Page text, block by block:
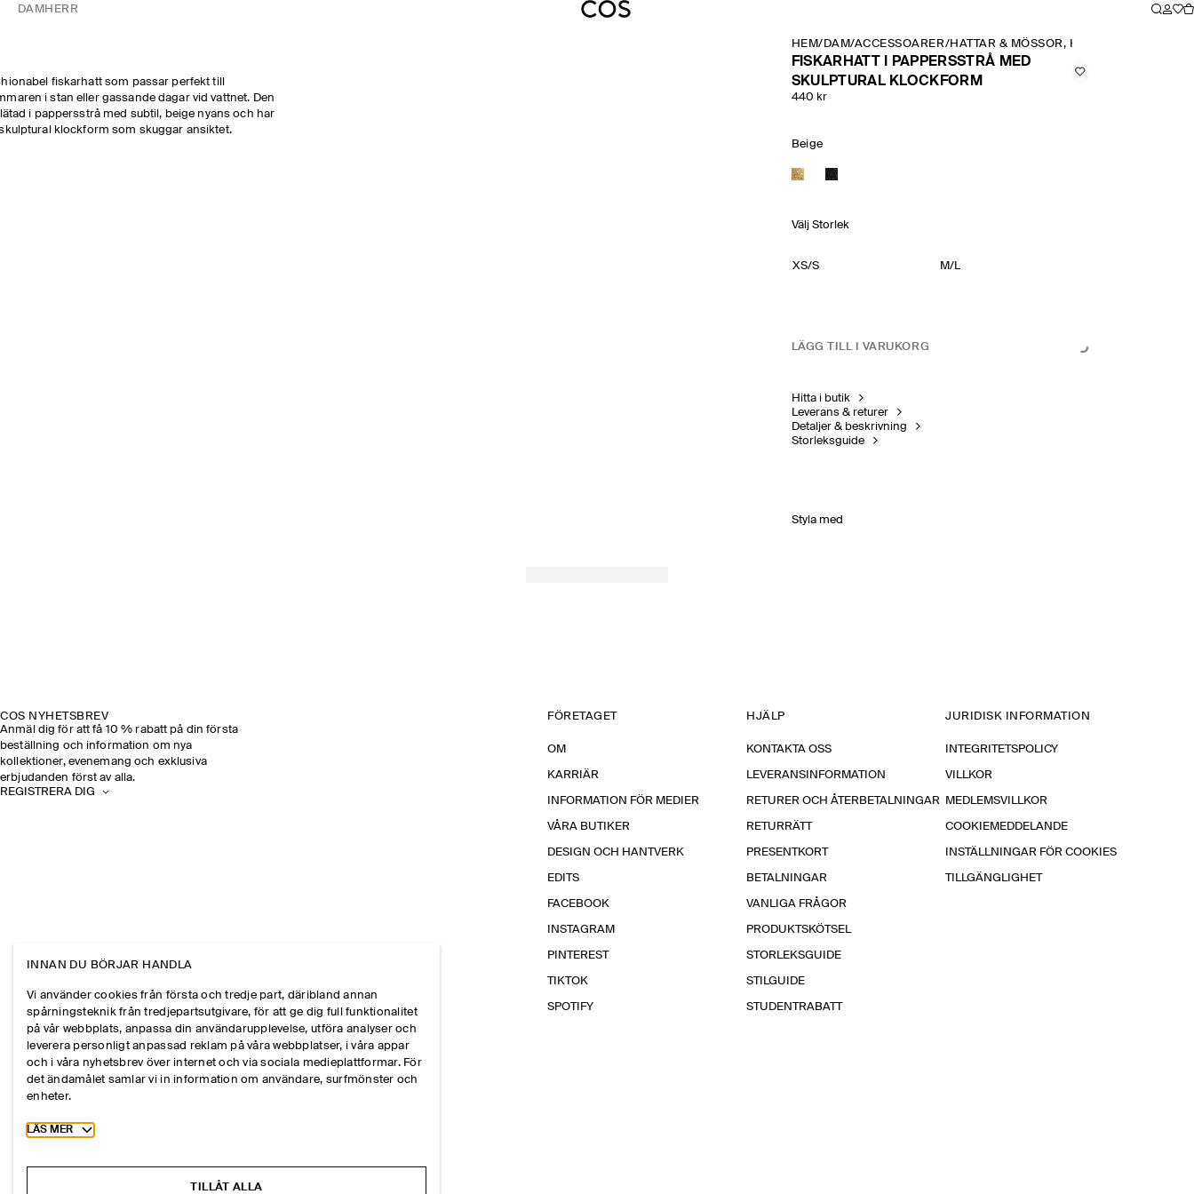
DAM HERR
fiskarhatt som passar perfekt till
i stan eller gassande dagar vid vattnet. Den
i pappersstrå med subtil, beige nyans och har
klockform som skuggar ansiktet.
HEM/ DAM/ACCESSOARER/HATTAR & MÖSSOR, HALSDUKAR
FISKARHATT I PAPPERSSTRÅ MED
SKULPTURAL KLOCKFORM
440 kr
Beige
Välj Storlek
XS/S M/L
LÄGG TILL I VARUKORG
Hitta i butik
Leverans & returer
Detaljer & beskrivning
Storleksguide
Styla med
COS NYHETSBREV
Anmäl dig för att få 10 % rabatt på din första
beställning och information om nya
kollektioner, evenemang och exklusiva
erbjudanden först av alla.
REGISTRERA DIG
FÖRETAGET
OM
KARRIÄR
INFORMATION FÖR MEDIER
VÅRA BUTIKER
DESIGN OCH HANTVERK
EDITS
FACEBOOK
INSTAGRAM
PINTEREST
TIKTOK
SPOTIFY
HJÄLP
KONTAKTA OSS
LEVERANSINFORMATION
RETURER OCH ÅTERBETALNINGAR
RETURRÄTT
PRESENTKORT
BETALNINGAR
VANLIGA FRÅGOR
PRODUKTSKÖTSEL
STORLEKSGUIDE
STILGUIDE
STUDENTRABATT
JURIDISK INFORMATION
INTEGRITETSPOLICY
VILLKOR
MEDLEMSVILLKOR
COOKIEMEDDELANDE
INSTÄLLNINGAR FÖR COOKIES
TILLGÄNGLIGHET
INNAN DU BÖRJAR HANDLA
Vi använder cookies från första och tredje part, däribland annan
spårningsteknik från tredjepartsutgivare, för att ge dig full funktionalitet
på vår webbplats, anpassa din användarupplevelse, utföra analyser och
leverera personligt anpassad reklam på våra webbplatser, i våra appar
och i våra nyhetsbrev över internet och via sociala medieplattformar. För
det ändamålet samlar vi in information om användare, surfmönster och
enheter.
Toggle more cookie information
LÄS MER
TILLÅT ALLA